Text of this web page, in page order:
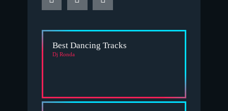
Best Dancing Tracks
Dj Ronda